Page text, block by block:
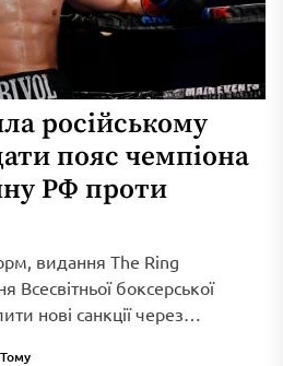
російському
пояс чемпіона
РФ проти
видання The Ring
Всесвітньої боксерської
нові санкції через